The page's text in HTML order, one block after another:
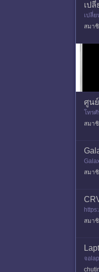
เป
เปลี่
สมา
ศูน
โทร
สนิทเ
สมา
เสียบ
สมา
แท้ ถ้
สมา
จอ
พริบ